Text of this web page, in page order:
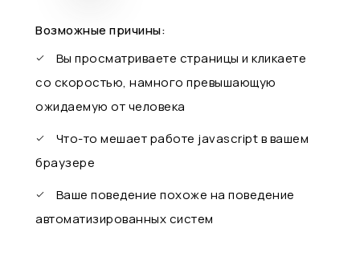
Возможные причины:
Вы просматриваете страницы и кликаете
со скоростью, намного превышающую
ожидаемую от человека
Что-то мешает работе javascript в вашем
браузере
Ваше поведение похоже на поведение
автоматизированных систем